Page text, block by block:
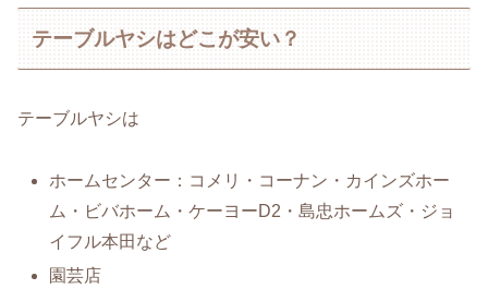
テーブルヤシはどこが安い？
テーブルヤシは
ホームセンター：コメリ・コーナン・カインズホー
ム・ビバホーム・ケーヨーD2・島忠ホームズ・ジョ
イフル本田など
園芸店